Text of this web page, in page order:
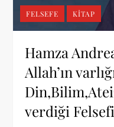
FELSEFE KITAP
Hamza
Allah’ın
verdiği